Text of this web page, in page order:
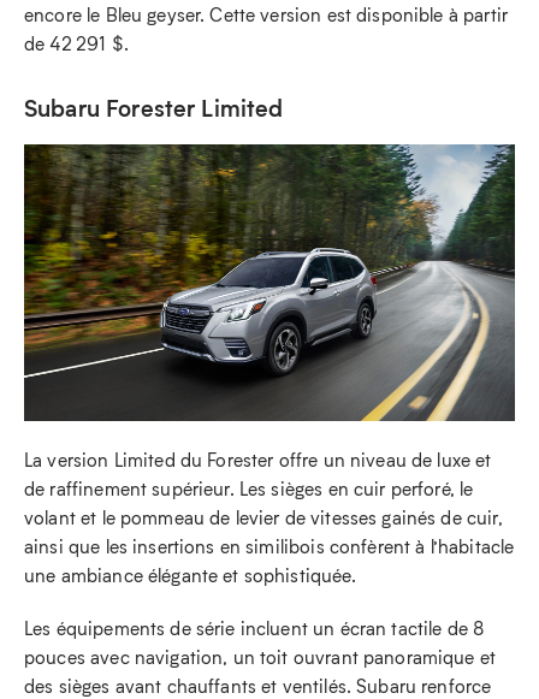
encore le Bleu geyser. Cette version est disponible à partir
de 42 291 $.
Subaru Forester Limited
La version Limited du Forester offre un niveau de luxe et
de raffinement supérieur. Les sièges en cuir perforé, le
volant et le pommeau de levier de vitesses gainés de cuir,
ainsi que les insertions en similibois confèrent à l’habitacle
une ambiance élégante et sophistiquée.
Les équipements de série incluent un écran tactile de 8
pouces avec navigation, un toit ouvrant panoramique et
des sièges avant chauffants et ventilés. Subaru renforce